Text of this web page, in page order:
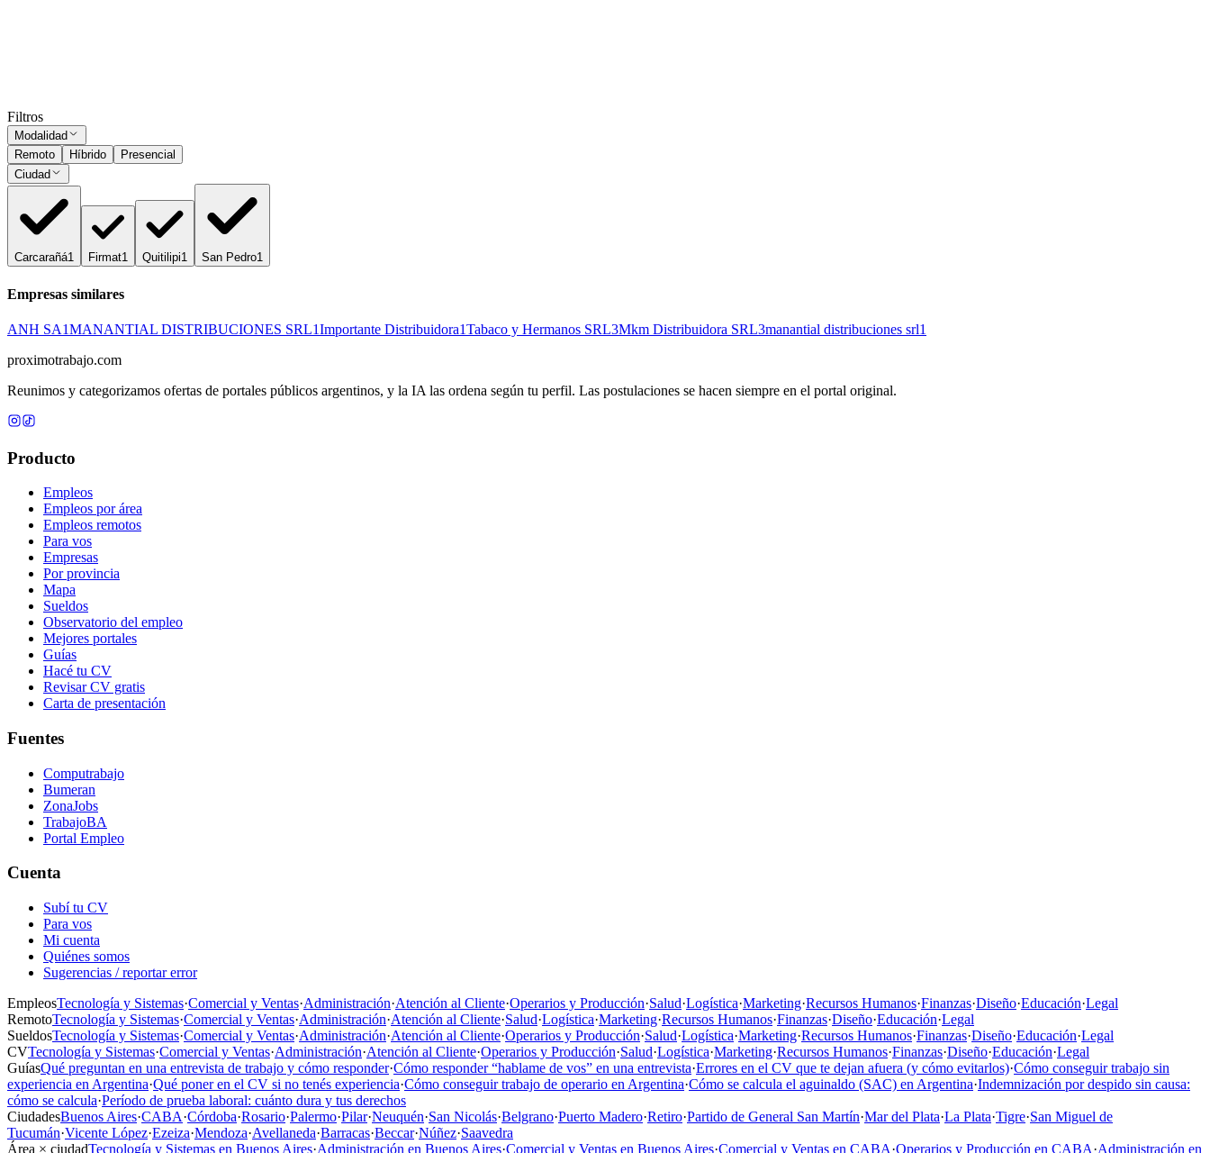
Filtros
Modalidad
Remoto
Híbrido
Presencial
Ciudad
Carcarañá1 Firmat1 Quitilipi1 San Pedro1
Empresas similares
ANH SA1MANANTIAL DISTRIBUCIONES SRL1Importante Distribuidora1Tabaco y Hermanos SRL3Mkm Distribuidora SRL3manantial distribuciones srl1
proximotrabajo.com
Reunimos y categorizamos ofertas de portales públicos argentinos, y la IA las ordena según tu perfil. Las postulaciones se hacen siempre en el portal original.
Producto
Empleos
Empleos por área
Empleos remotos
Para vos
Empresas
Por provincia
Mapa
Sueldos
Observatorio del empleo
Mejores portales
Guías
Hacé tu CV
Revisar CV gratis
Carta de presentación
Fuentes
Computrabajo
Bumeran
ZonaJobs
TrabajoBA
Portal Empleo
Cuenta
Subí tu CV
Para vos
Mi cuenta
Quiénes somos
Sugerencias / reportar error
EmpleosTecnología y Sistemas·Comercial y Ventas·Administración·Atención al Cliente·Operarios y Producción·Salud·Logística·Marketing·Recursos Humanos·Finanzas·Diseño·Educación·Legal
RemotoTecnología y Sistemas·Comercial y Ventas·Administración·Atención al Cliente·Salud·Logística·Marketing·Recursos Humanos·Finanzas·Diseño·Educación·Legal
SueldosTecnología y Sistemas·Comercial y Ventas·Administración·Atención al Cliente·Operarios y Producción·Salud·Logística·Marketing·Recursos Humanos·Finanzas·Diseño·Educación·Legal
CVTecnología y Sistemas·Comercial y Ventas·Administración·Atención al Cliente·Operarios y Producción·Salud·Logística·Marketing·Recursos Humanos·Finanzas·Diseño·Educación·Legal
GuíasQué preguntan en una entrevista de trabajo y cómo responder·Cómo responder “hablame de vos” en una entrevista·Errores en el CV que te dejan afuera (y cómo evitarlos)·Cómo conseguir trabajo sin
experiencia en Argentina·Qué poner en el CV si no tenés experiencia·Cómo conseguir trabajo de operario en Argentina·Cómo se calcula el aguinaldo (SAC) en Argentina·Indemnización por despido sin causa:
cómo se calcula·Período de prueba laboral: cuánto dura y tus derechos
CiudadesBuenos Aires·CABA·Córdoba·Rosario·Palermo·Pilar·Neuquén·San Nicolás·Belgrano·Puerto Madero·Retiro·Partido de General San Martín·Mar del Plata·La Plata·Tigre·San Miguel de
Tucumán·Vicente López·Ezeiza·Mendoza·Avellaneda·Barracas·Beccar·Núñez·Saavedra
Área × ciudadTecnología y Sistemas en Buenos Aires·Administración en Buenos Aires·Comercial y Ventas en Buenos Aires·Comercial y Ventas en CABA·Operarios y Producción en CABA·Administración en